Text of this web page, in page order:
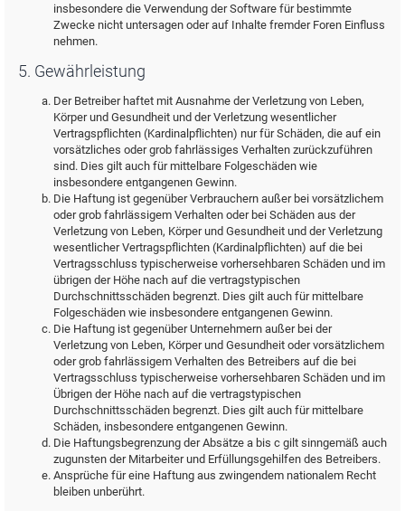
insbesondere die Verwendung der Software für bestimmte
Zwecke nicht untersagen oder auf Inhalte fremder Foren Einfluss
nehmen.
5. Gewährleistung
Der Betreiber haftet mit Ausnahme der Verletzung von Leben,
Körper und Gesundheit und der Verletzung wesentlicher
Vertragspflichten (Kardinalpflichten) nur für Schäden, die auf ein
vorsätzliches oder grob fahrlässiges Verhalten zurückzuführen
sind. Dies gilt auch für mittelbare Folgeschäden wie
insbesondere entgangenen Gewinn.
Die Haftung ist gegenüber Verbrauchern außer bei vorsätzlichem
oder grob fahrlässigem Verhalten oder bei Schäden aus der
Verletzung von Leben, Körper und Gesundheit und der Verletzung
wesentlicher Vertragspflichten (Kardinalpflichten) auf die bei
Vertragsschluss typischerweise vorhersehbaren Schäden und im
übrigen der Höhe nach auf die vertragstypischen
Durchschnittsschäden begrenzt. Dies gilt auch für mittelbare
Folgeschäden wie insbesondere entgangenen Gewinn.
Die Haftung ist gegenüber Unternehmern außer bei der
Verletzung von Leben, Körper und Gesundheit oder vorsätzlichem
oder grob fahrlässigem Verhalten des Betreibers auf die bei
Vertragsschluss typischerweise vorhersehbaren Schäden und im
Übrigen der Höhe nach auf die vertragstypischen
Durchschnittsschäden begrenzt. Dies gilt auch für mittelbare
Schäden, insbesondere entgangenen Gewinn.
Die Haftungsbegrenzung der Absätze a bis c gilt sinngemäß auch
zugunsten der Mitarbeiter und Erfüllungsgehilfen des Betreibers.
Ansprüche für eine Haftung aus zwingendem nationalem Recht
bleiben unberührt.